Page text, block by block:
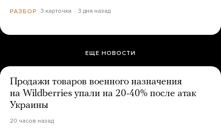
РАЗБОР 3 карточки 3 дня назад
ЕЩЕ НОВОСТИ
Продажи товаров военного назначения
на Wildberries упали на 20-40% после атак
Украины
20 часов назад